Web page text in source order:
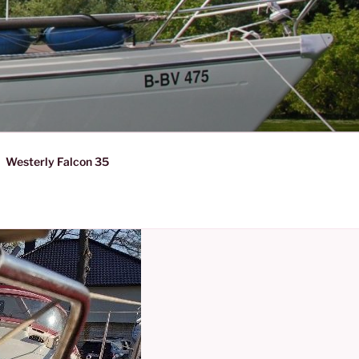
Westerly Falcon 35